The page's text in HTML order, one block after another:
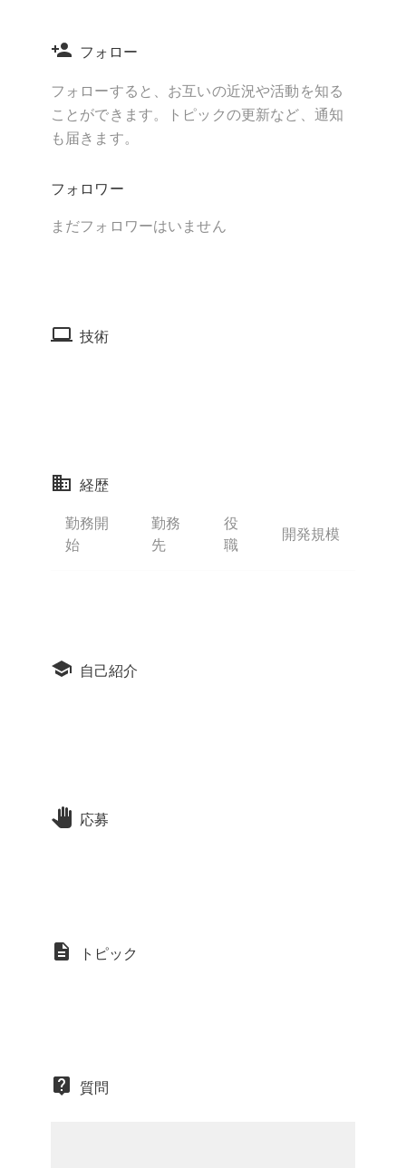
フォロー
フォローすると、お互いの近況や活動を知る
ことができます。トピックの更新など、通知
も届きます。
フォロワー
まだフォロワーはいません
技術
経歴
勤務開
始
勤務
先
役
職
開発規模
自己紹介
応募
トピック
質問